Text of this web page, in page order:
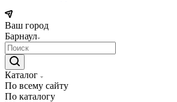
Ваш город
Барнаул
Каталог
По всему сайту
По каталогу